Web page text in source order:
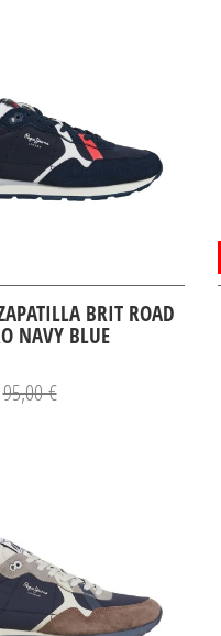
BRIT ROAD
NAVY BLUE
95,00 €